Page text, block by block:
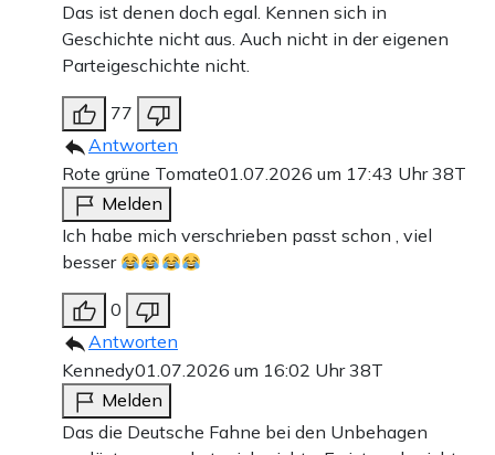
Das ist denen doch egal. Kennen sich in
Geschichte nicht aus. Auch nicht in der eigenen
Parteigeschichte nicht.
77
Antworten
Rote grüne Tomate01.07.2026 um 17:43 Uhr38T
Melden
Ich habe mich verschrieben passt schon , viel
besser
0
Antworten
Kennedy01.07.2026 um 16:02 Uhr38T
Melden
Das die Deutsche Fahne bei den Unbehagen